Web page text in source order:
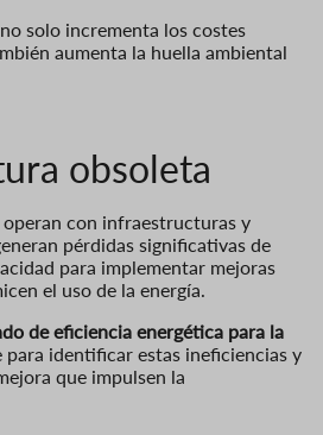
solo incrementa los costes
aumenta la huella ambiental
obsoleta
con infraestructuras y
pérdidas significativas de
para implementar mejoras
el uso de la energía.
de eficiencia energética para la
para identificar estas ineficiencias y
que impulsen la